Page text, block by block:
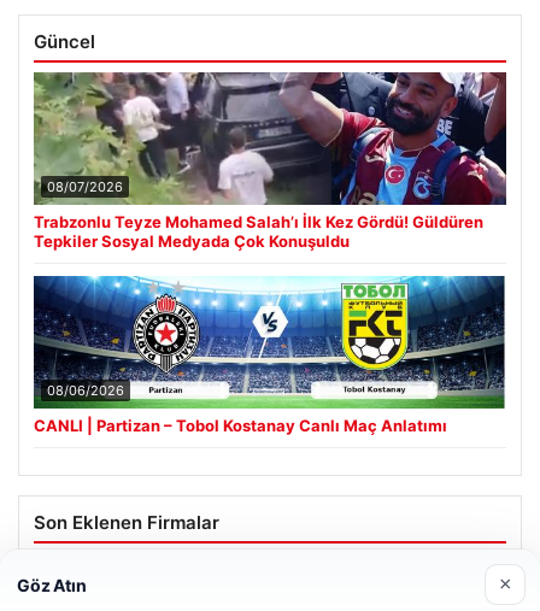
Güncel
08/07/2026
Trabzonlu Teyze Mohamed Salah’ı İlk Kez Gördü! Güldüren
Tepkiler Sosyal Medyada Çok Konuşuldu
08/06/2026
CANLI | Partizan – Tobol Kostanay Canlı Maç Anlatımı
Son Eklenen Firmalar
Cengiz Sigorta
Göz Atın ×